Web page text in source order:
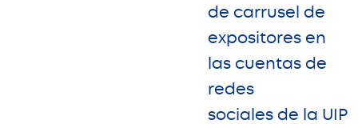
de carrusel de
expositores en
las cuentas de
redes
sociales de la UIP